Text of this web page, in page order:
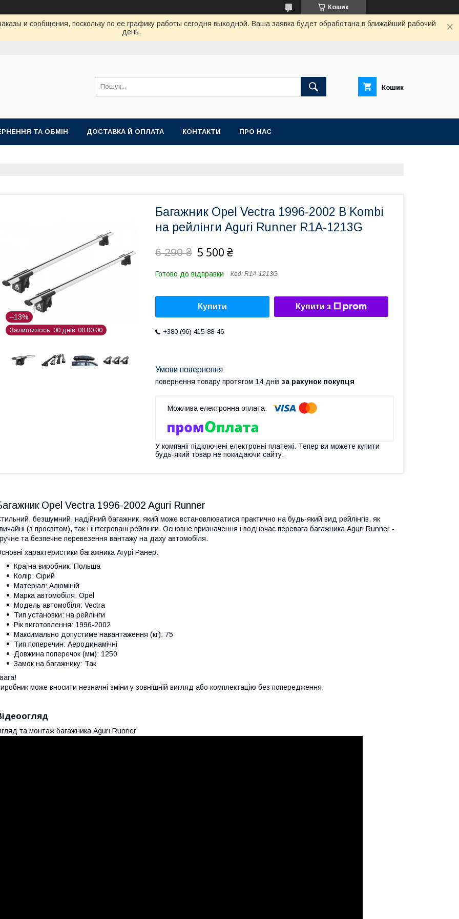
Кошик
и сообщения, поскольку по ее графику работы сегодня выходной. Ваша заявка будет обработана в ближайший рабочий
день.
Кошик
ТА ОБМІН ДОСТАВКА Й ОПЛАТА КОНТАКТИ ПРО НАС
–13%
Залишилось 00 днів 00 00 00
Багажник Opel Vectra 1996-2002 B Kombi
на рейлінги Aguri Runner R1A-1213G
6 290 ₴ 5 500 ₴
Готово до відправки Код: R1A-1213G
Купити Купити з
+380 (96) 415-88-46
повернення товару протягом 14 днів за рахунок покупця
У компанії підключені електронні платежі. Тепер ви можете купити
будь-який товар не покидаючи сайту.
Opel Vectra 1996-2002 Aguri Runner
безшумний, надійний багажник, який може встановлюватися практично на будь-який вид рейлінгів, як
(з просвітом), так і інтегровані рейлінги. Основне призначення і водночас перевага багажника Aguri Runner -
та безпечне перевезення вантажу на даху автомобіля.
характеристики багажника Агурі Ранер:
Країна виробник: Польша
Колір: Сірий
Матеріал: Алюміній
Марка автомобіля: Opel
Модель автомобіля: Vectra
Тип установки: на рейлінги
Рік виготовлення: 1996-2002
Максимально допустиме навантаження (кг): 75
Тип поперечин: Аеродинамічні
Довжина поперечок (мм): 1250
Замок на багажнику: Так
може вносити незначні зміни у зовнішній вигляд або комплектацію без попередження.
та монтаж багажника Aguri Runner